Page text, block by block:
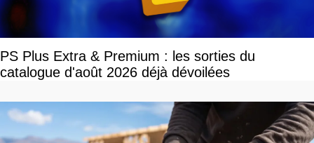
PS Plus Extra & Premium : les sorties du
catalogue d'août 2026 déjà dévoilées